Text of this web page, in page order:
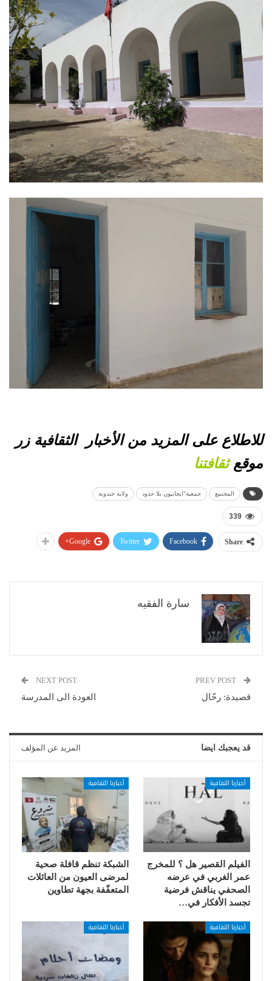
للاطلاع على المزيد منالأخبار
الثقافية زر
موقعثقافتنا
المجتمع جمعية"ايجابيون بلا حدود ولاية جندوبة
339
Share
Facebook
Twitter
Google+
سارة الفقيه
قصيدة: رحّال
NEXT POST
العودة الى المدرسة
قد يعجبك ايضا المزيد عن المؤلف
أخبارنا الثقافية
الفيلم القصير هل ؟ للمخرج
عمر الغربي في عرضه
الصحفي يناقش فرضية
تجسد الأفكار في…
أخبارنا الثقافية
الشبكة تنظم قافلة صحية
لمرضى العيون من العائلات
المتعفّفة بجهة تطاوين
أخبارنا الثقافية أخبارنا الثقافية